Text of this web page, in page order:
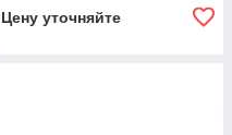
Цену уточняйте